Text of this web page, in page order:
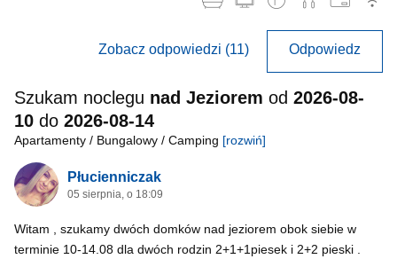
Zobacz odpowiedzi (11) Odpowiedz
Szukam noclegu nad Jeziorem od 2026-08-
10 do 2026-08-14
Apartamenty / Bungalowy / Camping [rozwiń]
Płucienniczak
05 sierpnia, o 18:09
Witam , szukamy dwóch domków nad jeziorem obok siebie w
terminie 10-14.08 dla dwóch rodzin 2+1+1piesek i 2+2 pieski .